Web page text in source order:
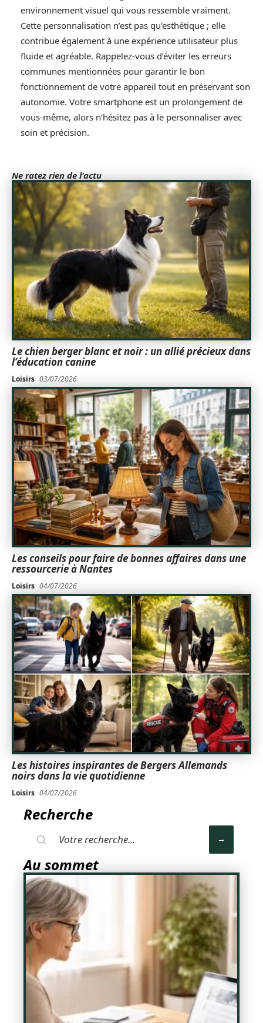
environnement visuel qui vous ressemble vraiment.
Cette personnalisation n’est pas qu’esthétique ; elle
contribue également à une expérience utilisateur plus
fluide et agréable. Rappelez-vous d’éviter les erreurs
communes mentionnées pour garantir le bon
fonctionnement de votre appareil tout en préservant son
autonomie. Votre smartphone est un prolongement de
vous-même, alors n’hésitez pas à le personnaliser avec
soin et précision.
Ne ratez rien de l'actu
Le chien berger blanc et noir : un allié précieux dans
l’éducation canine
Loisirs 03/07/2026
Les conseils pour faire de bonnes affaires dans une
ressourcerie à Nantes
Loisirs 04/07/2026
Les histoires inspirantes de Bergers Allemands
noirs dans la vie quotidienne
Loisirs 04/07/2026
Recherche
Au sommet